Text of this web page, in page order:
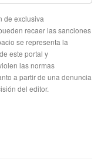
de exclusiva
recaer las sanciones
se representa la
este portal y
las normas
a partir de una denuncia
del editor.